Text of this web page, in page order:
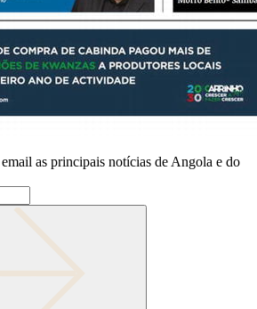
as principais notícias de Angola e do